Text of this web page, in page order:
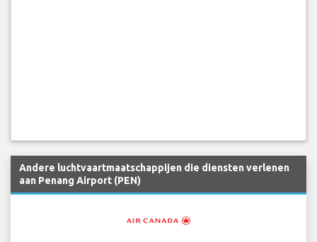
Andere luchtvaartmaatschappijen die diensten verlenen
aan Penang Airport (PEN)